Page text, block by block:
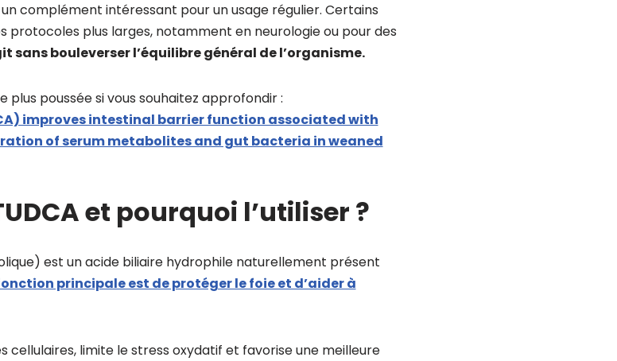
complément intéressant pour un usage régulier. Certains
protocoles plus larges, notamment en neurologie ou pour des
sans bouleverser l’équilibre général de l’organisme.
plus poussée si vous souhaitez approfondir :
improves intestinal barrier function associated with
of serum metabolites and gut bacteria in weaned
et pourquoi l’utiliser ?
est un acide biliaire hydrophile naturellement présent
principale est de protéger le foie et d’aider à
cellulaires, limite le stress oxydatif et favorise une meilleure